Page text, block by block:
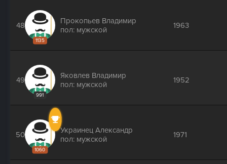
48
1135
Прокопьев Владимир
пол: мужской
1963
49
991
Яковлев Владимир
пол: мужской
1952
50
1060
Украинец Александр
пол: мужской
1971